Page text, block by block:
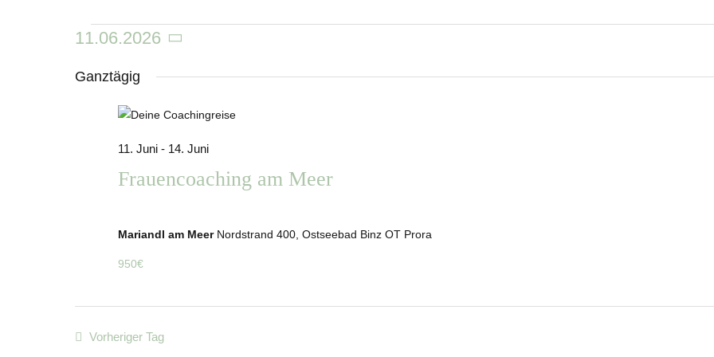
Veranstaltungen
für
11.
Juni
2026
11.06.2026
wählen.
Ganztägig
Frauencoaching am Meer
11. Juni - 14. Juni
Mariandl am Meer Nordstrand 400, Ostseebad Binz OT Prora
950€
Vorheriger Tag